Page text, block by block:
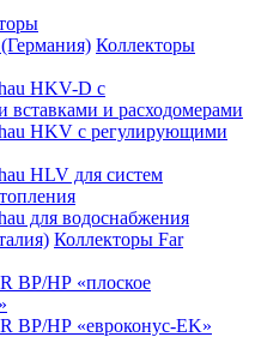
Коллекторы
HKV-D с
и расходомерами
HKV с регулирующими
HLV для систем
для водоснабжения
Коллекторы Far
ВР/НР «плоское
ВР/НР «евроконус-EK»